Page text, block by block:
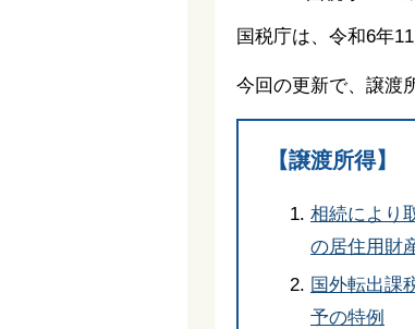
国税庁は、令和6年
今回の更新で、譲渡
【譲渡所得】
相続により
の居住用財
国外転出課
予の特例